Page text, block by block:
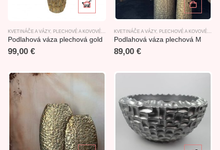
KVETINÁČE A VÁZY, PLECHOVÉ A KOVOVÉ VÝROBKY
Podlahová váza plechová gold
99,00 €
KVETINÁČE A VÁZY, PLECHOVÉ A KOVOVÉ VÝROBKY
Podlahová váza plechová M
89,00 €